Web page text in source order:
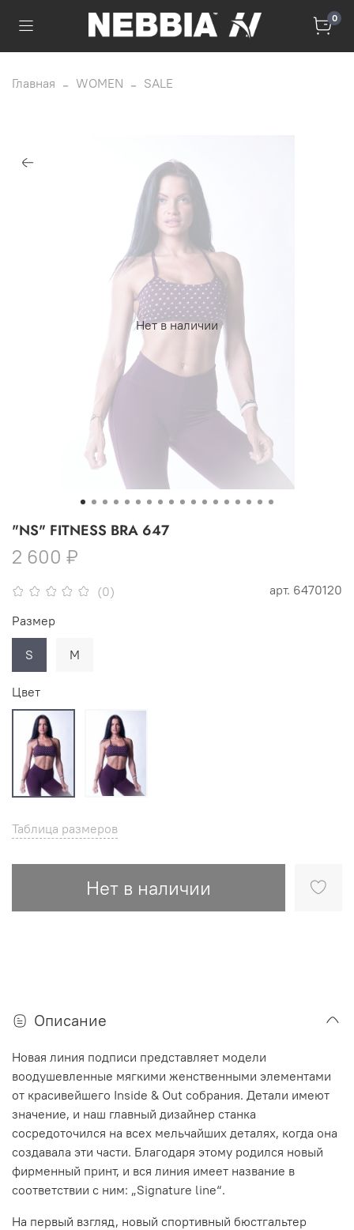
0
Главная WOMEN SALE
Нет в наличии
(0) арт. 6470120
"NS" FITNESS BRA 647
2 600 ₽
Таблица размеров
Нет в наличии
Размер
S M
Цвет
Описание
Новая линия подписи представляет модели
воодушевленные мягкими женственными элементами
от красивейшего Inside & Out собрания. Детали имеют
значение, и наш главный дизайнер станка
сосредоточился на всех мельчайших деталях, когда она
создавала эти части. Благодаря этому родился новый
фирменный принт, и вся линия имеет название в
соответствии с ним: „Signature line“.
На первый взгляд, новый спортивный бюстгальтер